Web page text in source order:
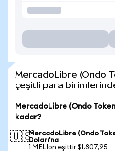
MercadoLibre (Ondo
çeşitli para
MercadoLibre (Ondo
kadar?
🇺🇸MercadoLibre (Ondo
Doları'na
1 MELIon eşittir $1.807,95